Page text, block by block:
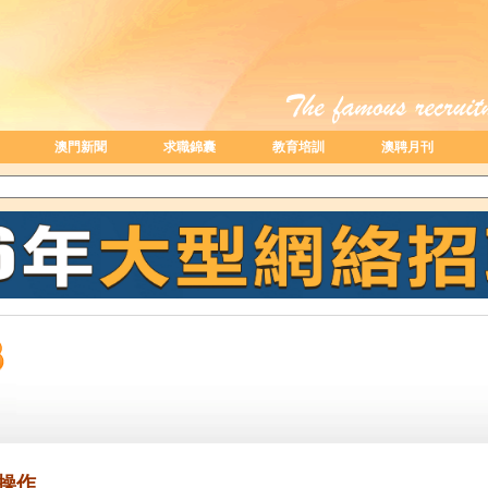
澳門新聞 求職錦囊 教育培訓 澳聘月刊
作